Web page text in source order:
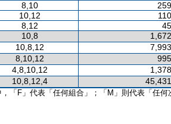
8,10
10,12
8,12
10,8
10,8,12
8,10,12
4,8,10,12
10,8,12,4
「F」代表「任何組合」；「M」則代表「任何